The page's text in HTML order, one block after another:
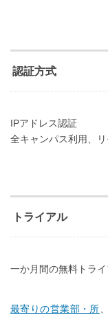
認証方式
IPアドレス認証
全キャンパス利用、
トライアル
一か月間の無料トライ
最寄りの営業部・所